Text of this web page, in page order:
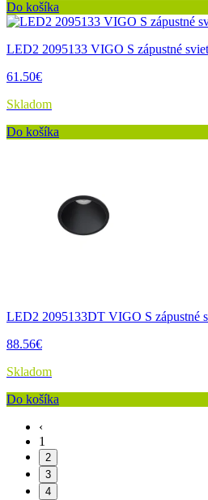
Do košíka
LED2 2095133 VIGO S zápustné
61.50€
Skladom
Do košíka
LED2 2095133DT VIGO S zápustné
88.56€
Skladom
Do košíka
‹
1
2
3
4